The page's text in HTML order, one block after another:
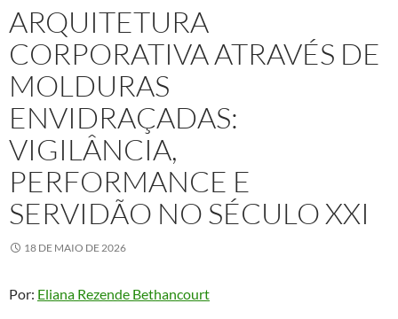
ARQUITETURA
CORPORATIVA ATRAVÉS DE
MOLDURAS
ENVIDRAÇADAS:
VIGILÂNCIA,
PERFORMANCE E
SERVIDÃO NO SÉCULO XXI
18 DE MAIO DE 2026
Por: Eliana Rezende Bethancourt